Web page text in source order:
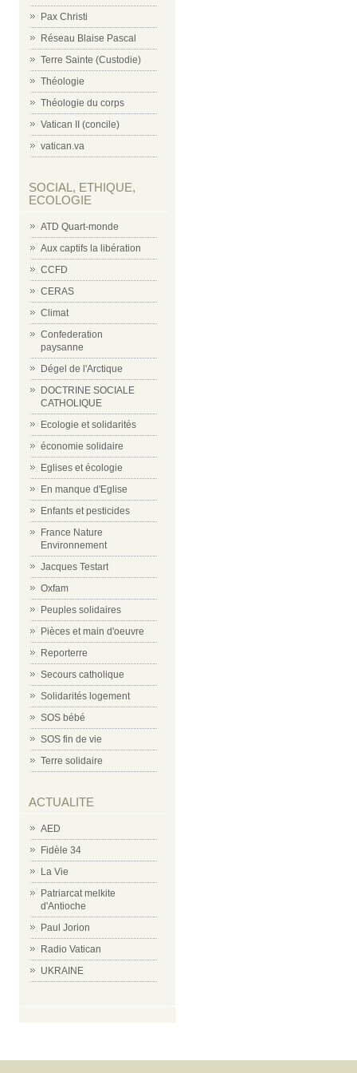
Pax Christi
Réseau Blaise Pascal
Terre Sainte (Custodie)
Théologie
Théologie du corps
Vatican II (concile)
vatican.va
SOCIAL, ETHIQUE,
ECOLOGIE
ATD Quart-monde
Aux captifs la libération
CCFD
CERAS
Climat
Confederation
paysanne
Dégel de l'Arctique
DOCTRINE SOCIALE
CATHOLIQUE
Ecologie et solidarités
économie solidaire
Eglises et écologie
En manque d'Eglise
Enfants et pesticides
France Nature
Environnement
Jacques Testart
Oxfam
Peuples solidaires
Pièces et main d'oeuvre
Reporterre
Secours catholique
Solidarités logement
SOS bébé
SOS fin de vie
Terre solidaire
ACTUALITE
AED
Fidèle 34
La Vie
Patriarcat melkite
d'Antioche
Paul Jorion
Radio Vatican
UKRAINE